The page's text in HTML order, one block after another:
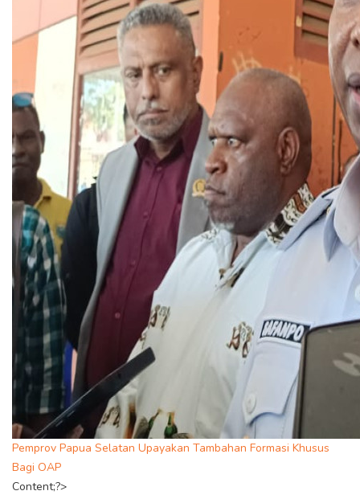
Pemprov Papua Selatan Upayakan Tambahan Formasi Khusus
Bagi OAP
Content;?>